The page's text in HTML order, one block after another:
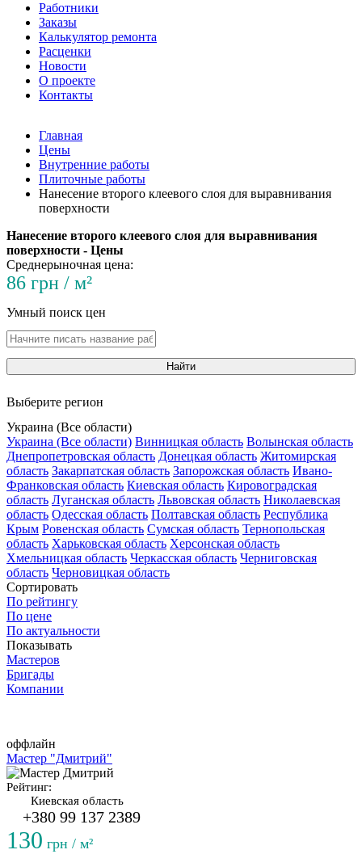
Работники
Заказы
Калькулятор ремонта
Расценки
Новости
О проекте
Контакты
Главная
Цены
Внутренние работы
Плиточные работы
Нанесение второго клеевого слоя для выравнивания
поверхности
Нанесение второго клеевого слоя для выравнивания
поверхности - Цены
Среднерыночная цена:
86 грн / м²
Умный поиск цен
Найти
Выберите регион
Украина (Все области)
Украина (Все области) Винницкая область Волынская область
Днепропетровская область Донецкая область Житомирская
область Закарпатская область Запорожская область Ивано-
Франковская область Киевская область Кировоградская
область Луганская область Львовская область Николаевская
область Одесская область Полтавская область Республика
Крым Ровенская область Сумская область Тернопольская
область Харьковская область Херсонская область
Хмельницкая область Черкасская область Черниговская
область Черновицкая область
Сортировать
По рейтингу
По цене
По актуальности
Показывать
Мастеров
Бригады
Компании
оффлайн
Мастер "Дмитрий"
Рейтинг:
Киевская область
+380 99 137 2389
130 грн / м²